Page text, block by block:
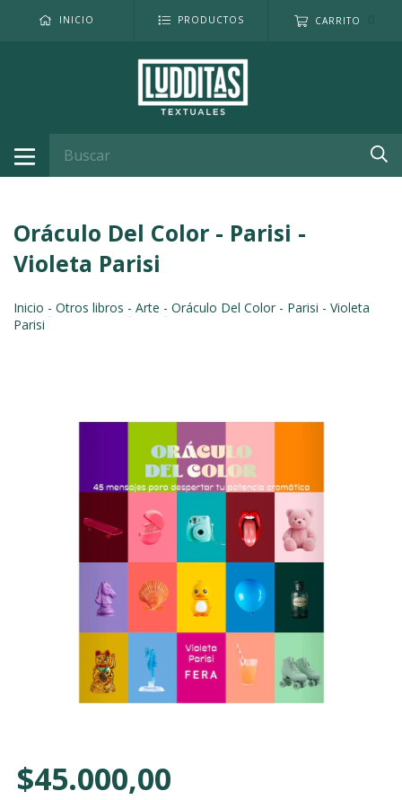
INICIO PRODUCTOS CARRITO
Oráculo Del Color - Parisi -
Violeta Parisi
Inicio - Otros libros - Arte - Oráculo Del Color - Parisi - Violeta
Parisi
$45.000,00